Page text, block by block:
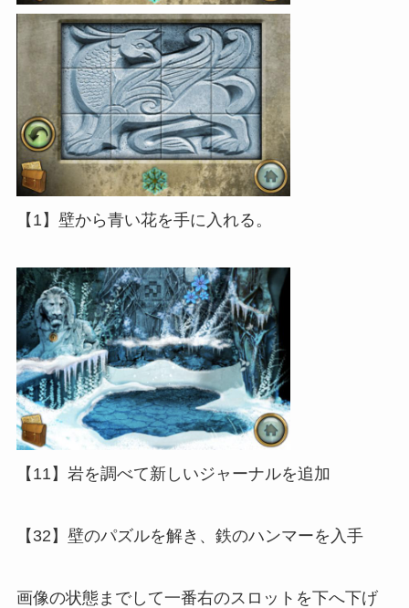
【1】壁から青い花を手に入れる。
【11】岩を調べて新しいジャーナルを追加
【32】壁のパズルを解き、鉄のハンマーを入手
画像の状態までして一番右のスロットを下へ下げ